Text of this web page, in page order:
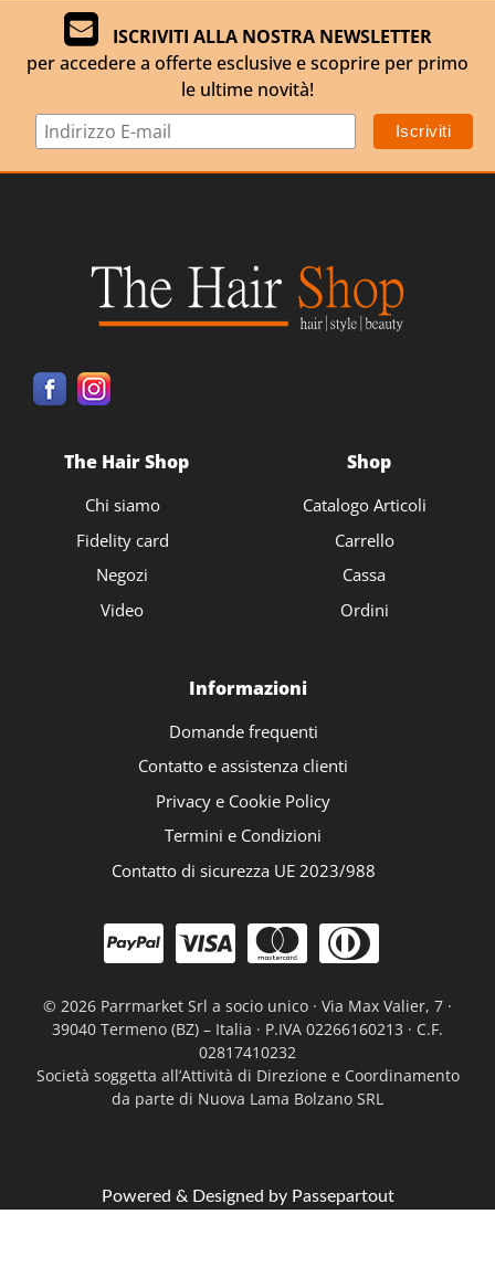
ISCRIVITI ALLA NOSTRA NEWSLETTER
per accedere a offerte esclusive e scoprire per primo
le ultime novità!
The Hair Shop
Chi siamo
Fidelity card
Negozi
Video
Shop
Catalogo Articoli
Carrello
Cassa
Ordini
Informazioni
Domande frequenti
Contatto e assistenza clienti
Privacy e Cookie Policy
Termini e Condizioni
Contatto di sicurezza UE 2023/988
© 2026 Parrmarket Srl a socio unico · Via Max Valier, 7 ·
39040 Termeno (BZ) – Italia · P.IVA 02266160213 · C.F.
02817410232
Società soggetta all’Attività di Direzione e Coordinamento
da parte di Nuova Lama Bolzano SRL
Powered & Designed by Passepartout